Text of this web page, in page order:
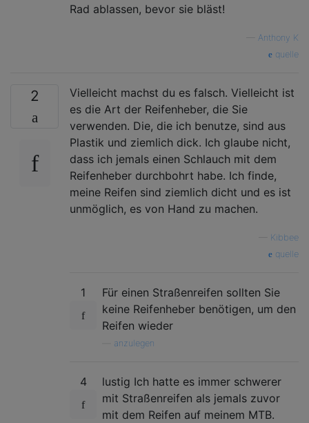
Rad ablassen, bevor sie bläst!
Anthony K
quelle
2
Vielleicht machst du es falsch. Vielleicht ist
es die Art der Reifenheber, die Sie
verwenden. Die, die ich benutze, sind aus
Plastik und ziemlich dick. Ich glaube nicht,
dass ich jemals einen Schlauch mit dem
Reifenheber durchbohrt habe. Ich finde,
meine Reifen sind ziemlich dicht und es ist
unmöglich, es von Hand zu machen.
Kibbee
quelle
1
Für einen Straßenreifen sollten Sie
keine Reifenheber benötigen, um den
Reifen wieder
anzulegen
4
lustig Ich hatte es immer schwerer
mit Straßenreifen als jemals zuvor
mit dem Reifen auf meinem MTB.